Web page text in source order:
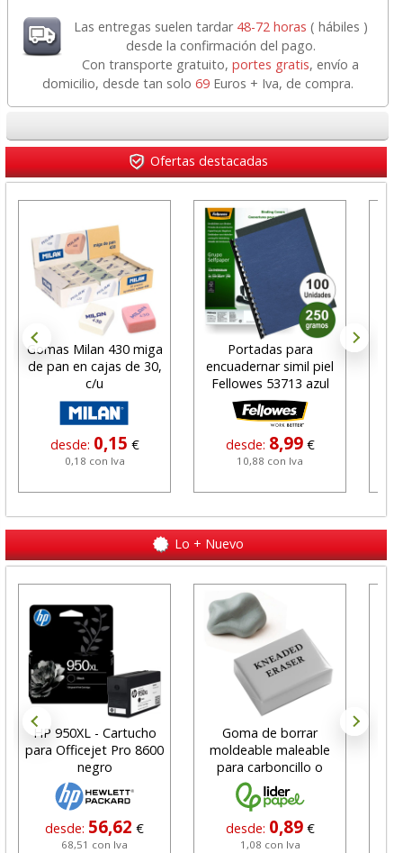
Las entregas suelen tardar 48-72 horas ( hábiles )
desde la confirmación del pago.
Con transporte gratuito,portes gratis, envío a
domicilio, desde tan solo69 Euros + Iva, de compra.
Ofertas destacadas
Gomas Milan 430 miga
de pan en cajas de 30,
c/u
desde: 0,15 €
0,18 con Iva
Portadas para
encuadernar simil piel
Fellowes 53713 azul
desde: 8,99 €
10,88 con Iva
Lo + Nuevo
HP 950XL - Cartucho
para Officejet Pro 8600
negro
desde: 56,62 €
68,51 con Iva
Goma de borrar
moldeable maleable
para carboncillo o
grafito
desde: 0,89 €
1,08 con Iva